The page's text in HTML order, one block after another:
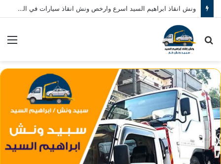
ونش انقاذ ابراهيم السيد اسرع وارخص ونش انقاذ سيارات في المنصورة نصلك في خلال 10 دقائق بحد اقصي اتصل بنا الان 01080793999
بحث